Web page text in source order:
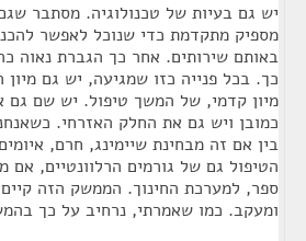
יש גם בעיות של טכנולוגיה. מסתבר
מספיק מתקדמת כדי שנוכל לאפשר
באותם שירותים. אחר כך הגברת נאוה
כך. בכל פנייה כזו שמגיעה, יש גם
מיון קדמי, של המשך טיפול. יש שם
כמובן ויש גם את החלק האזרחי.
בין אם זה מבחינת שיימינג, חרם,
הטיפול גם של גורמים הרלוונטיים, אם
ספר, למערכת החינוך. הממשק הזה קיים.
ומעקב. כמו שאמרתי, נרחיב על כך